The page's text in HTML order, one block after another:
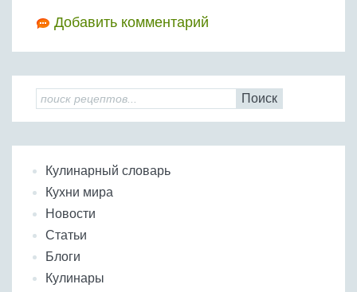
Добавить комментарий
Поиск
Кулинарный словарь
Кухни мира
Новости
Статьи
Блоги
Кулинары